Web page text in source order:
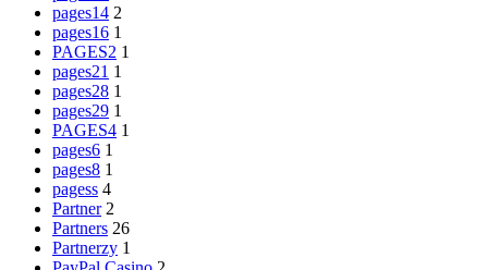
pages14 2
pages16 1
PAGES2 1
pages21 1
pages28 1
pages29 1
PAGES4 1
pages6 1
pages8 1
pagess 4
Partner 2
Partners 26
Partnerzy 1